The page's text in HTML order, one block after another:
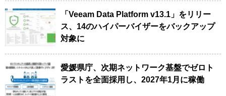
「Veeam Data Platform v13.1」をリリー
ス、14のハイパーバイザーをバックアップ
対象に
愛媛県庁、次期ネットワーク基盤でゼロト
ラストを全面採用し、2027年1月に稼働